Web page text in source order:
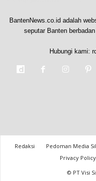
BantenNews.co.id adalah
seputar Banten
Hubungi kami:
Redaksi Pedoman Media
Privacy Policy
© PT Visi